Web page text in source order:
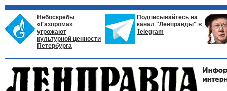
Небоскрёбы
«Газпрома»
угрожают
культурной ценности
Петербурга
Подписывайтесь на
канал "Ленправды" в
Telegram